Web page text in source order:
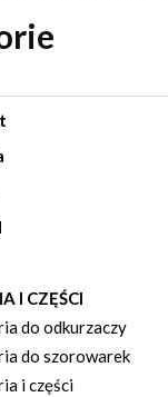
I CZĘŚCI
do odkurzaczy
do szorowarek
i części